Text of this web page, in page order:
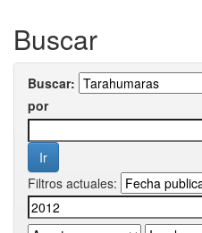
Buscar
Buscar:
por
Filtros actuales: